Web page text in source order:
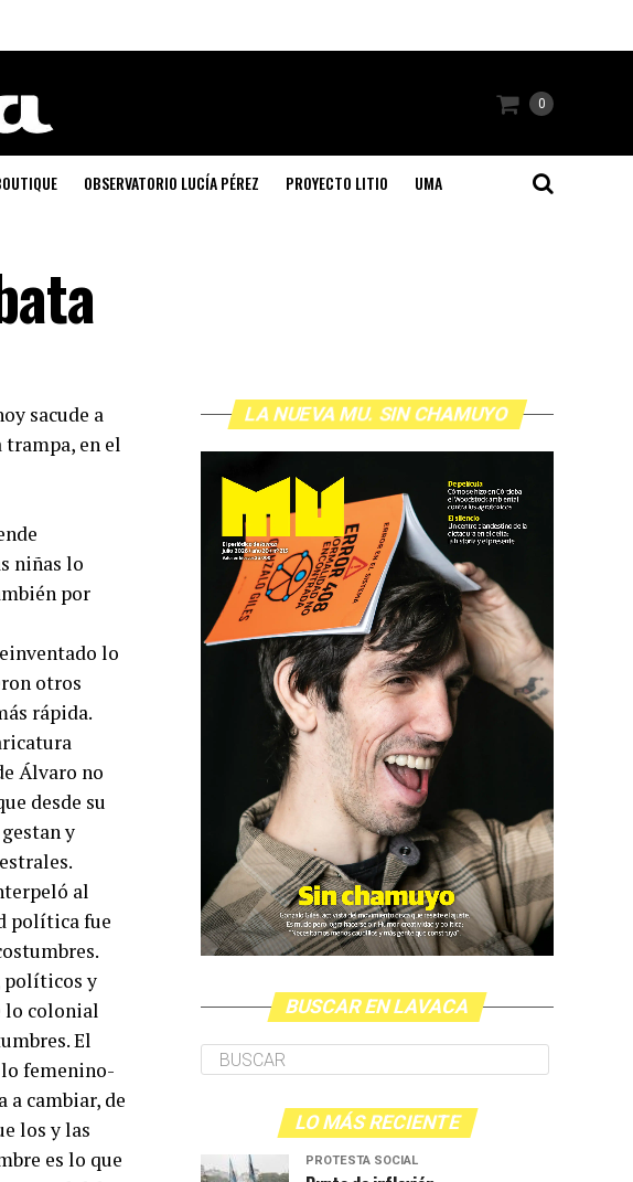
0
OBSERVATORIO LUCÍA PÉREZ PROYECTO LITIO UMA
sacude a
trampa, en el
niñas lo
por
lo
otros
rápida.
Álvaro no
desde su
y
al
política fue
políticos y
lo colonial
El
femenino-
a cambiar, de
los y las
es lo que
LA NUEVA MU. SIN CHAMUYO
BUSCAR EN LAVACA
LO MÁS RECIENTE
PROTESTA SOCIAL